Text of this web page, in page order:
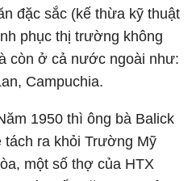
đặc sắc (kế thừa kỹ thuật
phục thị trường không
còn ở cả nước ngoài như:
Campuchia.
1950 thì ông bà Balick
ra khỏi Trường Mỹ
một số thợ của HTX